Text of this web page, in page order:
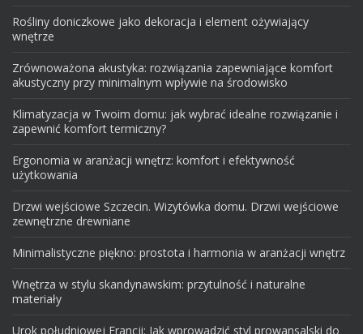
Rośliny doniczkowe jako dekoracja i element ożywiający
wnętrze
Zrównoważona akustyka: rozwiązania zapewniające komfort
akustyczny przy minimalnym wpływie na środowisko
Klimatyzacja w Twoim domu: jak wybrać idealne rozwiązanie i
zapewnić komfort termiczny?
Ergonomia w aranżacji wnętrz: komfort i efektywność
użytkowania
Drzwi wejściowe Szczecin. Wizytówka domu. Drzwi wejściowe
zewnętrzne drewniane
Minimalistyczne piękno: prostota i harmonia w aranżacji wnętrz
Wnętrza w stylu skandynawskim: przytulność i naturalne
materiały
Urok południowej Francji: Jak wprowadzić styl prowansalski do